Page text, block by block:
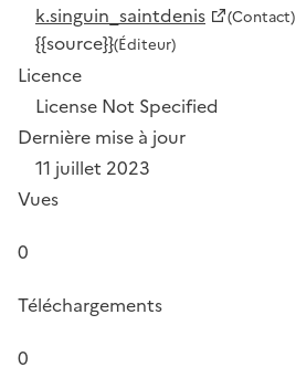
k.singuin_saintdenis
(Contact)
{{source}}(Éditeur)
Licence
License Not Specified
Dernière mise à jour
11 juillet 2023
Vues
0
Téléchargements
0